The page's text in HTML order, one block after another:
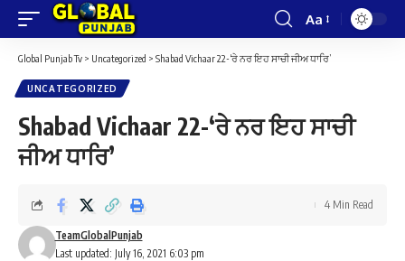
Font
Resizer
Aa
Global Punjab Tv > Uncategorized > Shabad Vichaar 22-‘ਰੇ ਨਰ ਇਹ ਸਾਚੀ ਜੀਅ ਧਾਰਿ’
UNCATEGORIZED
Shabad Vichaar 22-‘ਰੇ ਨਰ ਇਹ ਸਾਚੀ
ਜੀਅ ਧਾਰਿ’
Last updated: July 16, 2021 6:03 pm
TeamGlobalPunjab
4 Min Read